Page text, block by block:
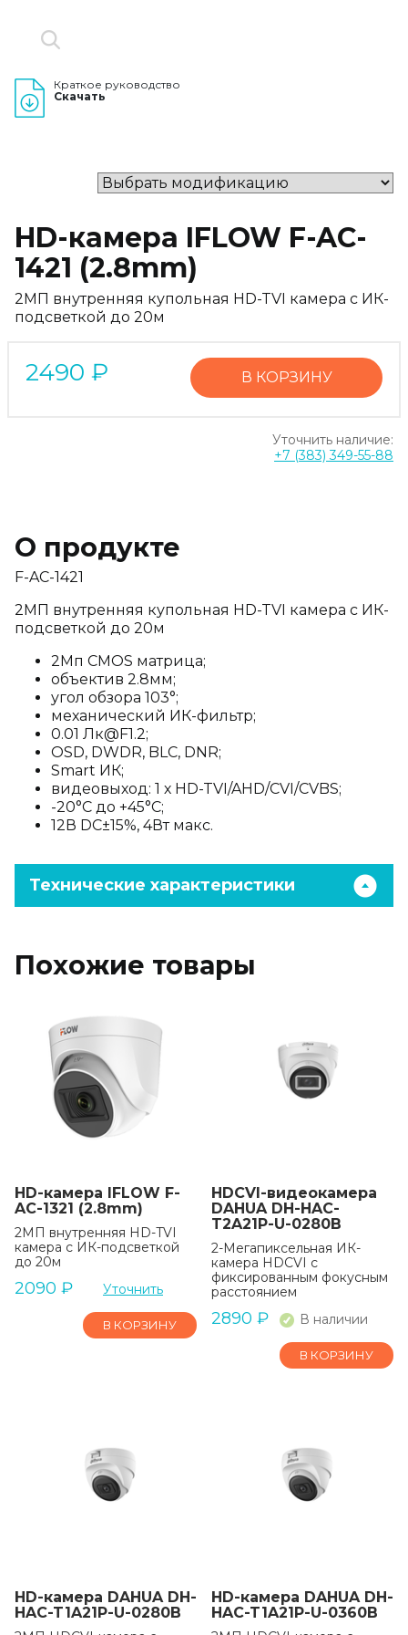
Краткое руководство
Скачать
HD-камера IFLOW F-AC-
1421 (2.8mm)
2МП внутренняя купольная HD-TVI камера с ИК-
подсветкой до 20м
2490 ₽ В КОРЗИНУ
Уточнить наличие:
+7 (383) 349-55-88
О продукте
F-AC-1421
2МП внутренняя купольная HD-TVI камера с ИК-
подсветкой до 20м
2Mп CMOS матрица;
объектив 2.8мм;
угол обзора 103°;
механический ИК-фильтр;
0.01 Лк@F1.2;
OSD, DWDR, BLC, DNR;
Smart ИК;
видеовыход: 1 х HD-TVI/AHD/CVI/CVBS;
-20°С до +45°С;
12В DC±15%, 4Вт макс.
Технические характеристики
Похожие товары
HD-камера IFLOW F-
AC-1321 (2.8mm)
2МП внутренняя HD-TVI
камера с ИК-подсветкой
до 20м
2090 ₽ Уточнить
В КОРЗИНУ
HDCVI-видеокамера
DAHUA DH-HAC-
T2A21P-U-0280B
2-Мегапиксельная ИК-
камера HDCVI с
фиксированным фокусным
расстоянием
2890 ₽ В наличии
В КОРЗИНУ
HD-камера DAHUA DH-
HAC-T1A21P-U-0280B
HD-камера DAHUA DH-
HAC-T1A21P-U-0360B